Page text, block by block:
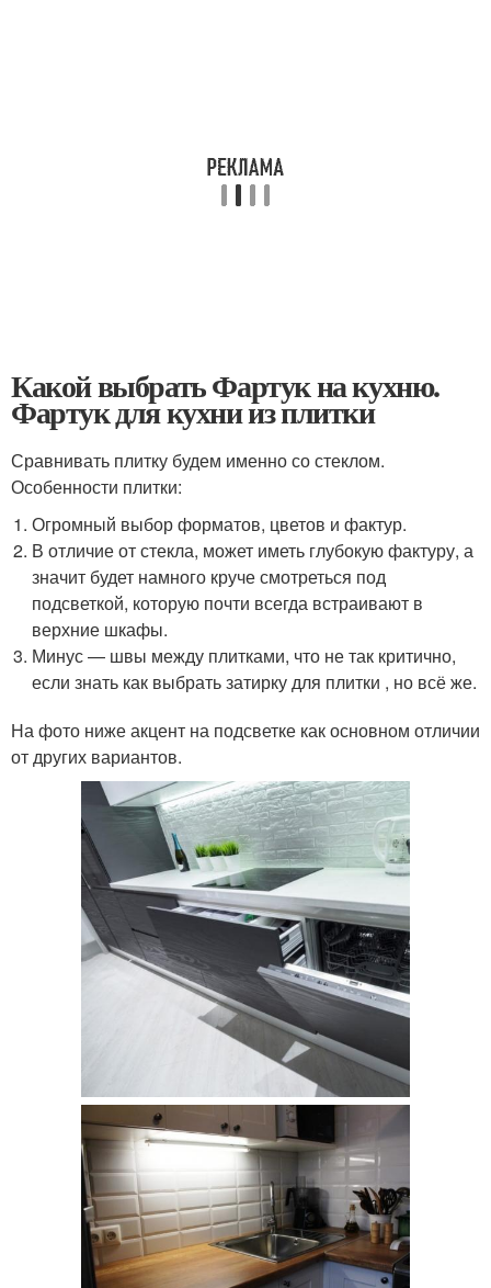
Какой выбрать Фартук на кухню.
Фартук для кухни из плитки
Сравнивать плитку будем именно со стеклом.
Особенности плитки:
Огромный выбор форматов, цветов и фактур.
В отличие от стекла, может иметь глубокую фактуру, а
значит будет намного круче смотреться под
подсветкой, которую почти всегда встраивают в
верхние шкафы.
Минус — швы между плитками, что не так критично,
если знать как выбрать затирку для плитки , но всё же.
На фото ниже акцент на подсветке как основном отличии
от других вариантов.